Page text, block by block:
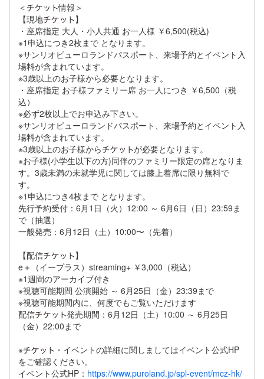
＜
情報＞
【現地
】
・座席指定 大人・小人共通 お一人様 ￥6,500(税込)
※1申込につき2枚まで となります。
※サンリオピューロランドパスポート、来場予約とイベント入
場料が含まれています。
※3歳以上のお子様から必要となります。
・座席指定 お子様ファミリー席 お一人につき ￥6,500（税
込）
※必ず2枚以上でお申込み下さい。
※サンリオピューロランドパスポート、来場予約とイベント入
場料が含まれています。
※3歳以上のお子様から
が必要となります。
※お子様(小学生以下の方)同伴のファミリー限定の席となりま
す。3歳未満の未就学児に関しては膝上着席に限り無料で
す。
※1申込につき4枚まで となります。
先行予約受付：6月1日（火）12:00 ～ 6月6日（日）23:59ま
で（抽選）
一般発売：6月12日（土）10:00〜（先着）
【配信
】
e＋（イープラス）streaming+ ￥3,000（税込）
※1週間のアーカイブ付き
※視聴可能期間 公演開始 ～ 6月25日（金）23:39まで
※視聴可能期間内に、何度でもご覧いただけます
配信
発売期間：6月12日（土）10:00 ～ 6月25日
（金）22:00まで
※
・イベントの詳細に関しましてはイベント公式HP
をご確認ください。
イベント公式HP： https://www.puroland.jp/spl-event/mcz-hk/